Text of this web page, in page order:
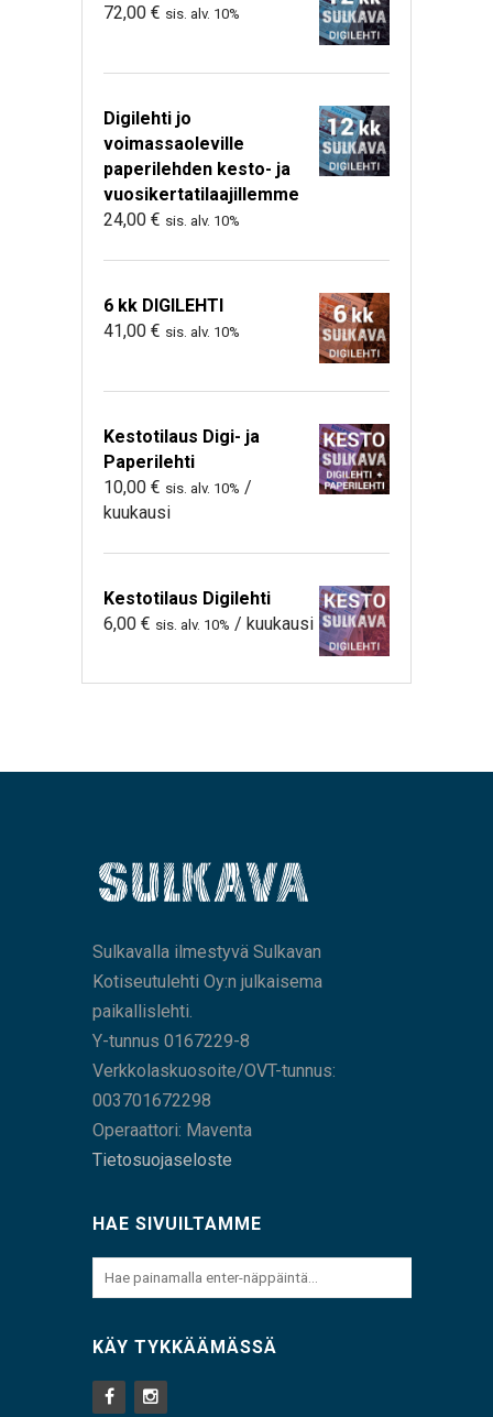
72,00 € sis. alv. 10%
Digilehti jo
voimassaoleville
paperilehden kesto- ja
vuosikertatilaajillemme
24,00 € sis. alv. 10%
6 kk DIGILEHTI
41,00 € sis. alv. 10%
Kestotilaus Digi- ja
Paperilehti
10,00 € sis. alv. 10% /
kuukausi
Kestotilaus Digilehti
6,00 € sis. alv. 10% / kuukausi
Sulkavalla ilmestyvä Sulkavan
Kotiseutulehti Oy:n julkaisema
paikallislehti.
Y-tunnus 0167229-8
Verkkolaskuosoite/OVT-tunnus:
003701672298
Operaattori: Maventa
Tietosuojaseloste
HAE SIVUILTAMME
KÄY TYKKÄÄMÄSSÄ